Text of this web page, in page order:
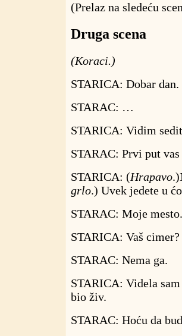
(Prelaz na sledeću
Druga scena
(Koraci.)
STARICA: Dobar dan.
STARAC: …
STARICA: Vidim
STARAC: Prvi put
STARICA: (Hrapavo
grlo.) Uvek jedete u
STARAC: Moje mesto.
STARICA: Vaš cimer?
STARAC: Nema ga.
STARICA: Videla
bio živ.
STARAC: Hoću da